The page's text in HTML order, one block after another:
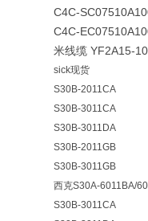
C4C-
C4C-
米线缆 YF2A15-
sick现货
S30B-2011CA
S30B-3011CA
S30B-3011DA
S30B-2011GB
S30B-3011GB
西克S30A-6011BA/
S30B-3011CA